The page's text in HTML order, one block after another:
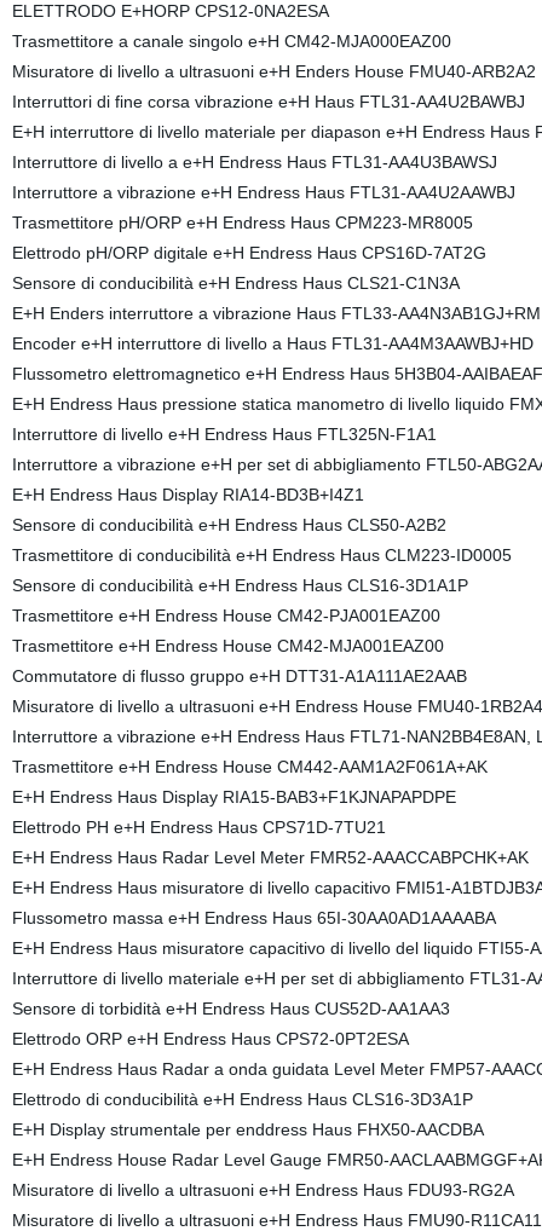
ELETTRODO E+HORP CPS12-0NA2ESA
Trasmettitore a canale singolo e+H CM42-MJA000EAZ00
Misuratore di livello a ultrasuoni e+H Enders House FMU40-ARB2A2
Interruttori di fine corsa vibrazione e+H Haus FTL31-AA4U2BAWBJ
E+H interruttore di livello materiale per diapason e+H Endress Haus
Interruttore di livello a e+H Endress Haus FTL31-AA4U3BAWSJ
Interruttore a vibrazione e+H Endress Haus FTL31-AA4U2AAWBJ
Trasmettitore pH/ORP e+H Endress Haus CPM223-MR8005
Elettrodo pH/ORP digitale e+H Endress Haus CPS16D-7AT2G
Sensore di conducibilità e+H Endress Haus CLS21-C1N3A
E+H Enders interruttore a vibrazione Haus FTL33-AA4N3AB1GJ+RM
Encoder e+H interruttore di livello a Haus FTL31-AA4M3AAWBJ+HD
Flussometro elettromagnetico e+H Endress Haus 5H3B04-
E+H Endress Haus pressione statica manometro di livello liquido
Interruttore di livello e+H Endress Haus FTL325N-F1A1
Interruttore a vibrazione e+H per set di abbigliamento FTL50-
E+H Endress Haus Display RIA14-BD3B+I4Z1
Sensore di conducibilità e+H Endress Haus CLS50-A2B2
Trasmettitore di conducibilità e+H Endress Haus CLM223-ID0005
Sensore di conducibilità e+H Endress Haus CLS16-3D1A1P
Trasmettitore e+H Endress House CM42-PJA001EAZ00
Trasmettitore e+H Endress House CM42-MJA001EAZ00
Commutatore di flusso gruppo e+H DTT31-A1A111AE2AAB
Misuratore di livello a ultrasuoni e+H Endress House FMU40-1RB2A4
Interruttore a vibrazione e+H Endress Haus FTL71-NAN2BB4E8AN,
Trasmettitore e+H Endress House CM442-AAM1A2F061A+AK
E+H Endress Haus Display RIA15-BAB3+F1KJNAPAPDPE
Elettrodo PH e+H Endress Haus CPS71D-7TU21
E+H Endress Haus Radar Level Meter FMR52-AAACCABPCHK+AK
E+H Endress Haus misuratore di livello capacitivo FMI51-
Flussometro massa e+H Endress Haus 65I-30AA0AD1AAAABA
E+H Endress Haus misuratore capacitivo di livello del liquido FTI55-
Interruttore di livello materiale e+H per set di abbigliamento FTL31-
Sensore di torbidità e+H Endress Haus CUS52D-AA1AA3
Elettrodo ORP e+H Endress Haus CPS72-0PT2ESA
E+H Endress Haus Radar a onda guidata Level Meter FMP57-
Elettrodo di conducibilità e+H Endress Haus CLS16-3D3A1P
E+H Display strumentale per enddress Haus FHX50-AACDBA
E+H Endress House Radar Level Gauge FMR50-
Misuratore di livello a ultrasuoni e+H Endress Haus FDU93-RG2A
Misuratore di livello a ultrasuoni e+H Endress Haus FMU90-